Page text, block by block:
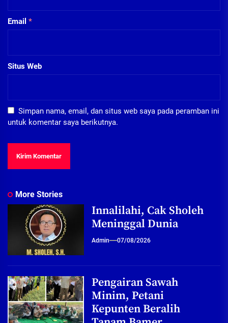
Email *
Situs Web
Simpan nama, email, dan situs web saya pada peramban ini
untuk komentar saya berikutnya.
More Stories
Innalilahi, Cak Sholeh
Meninggal Dunia
Admin 07/08/2026
Pengairan Sawah
Minim, Petani
Kepunten Beralih